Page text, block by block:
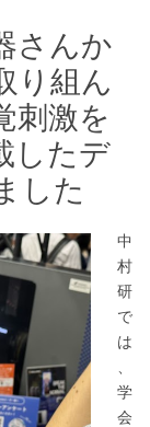
さんか
り組ん
刺激を
したデ
した
中
村
研
で
は
学
会